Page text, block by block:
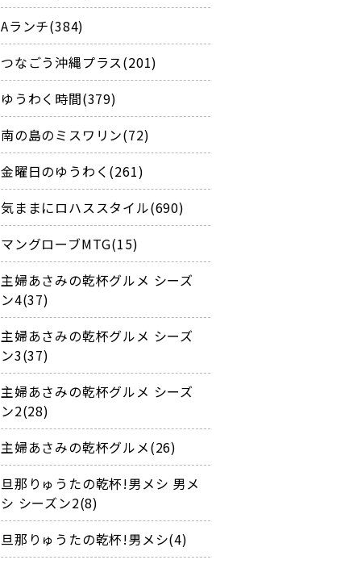
Aランチ(384)
つなごう沖縄プラス(201)
ゆうわく時間(379)
南の島のミスワリン(72)
金曜日のゆうわく(261)
気ままにロハススタイル(690)
マングローブMTG(15)
主婦あさみの乾杯グルメ シーズ
ン4(37)
主婦あさみの乾杯グルメ シーズ
ン3(37)
主婦あさみの乾杯グルメ シーズ
ン2(28)
主婦あさみの乾杯グルメ(26)
旦那りゅうたの乾杯!男メシ 男メ
シ シーズン2(8)
旦那りゅうたの乾杯!男メシ(4)